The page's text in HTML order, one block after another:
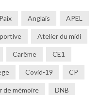
Anglais APEL
Atelier du midi
Carême CE1
Covid-19 CP
de mémoire DNB